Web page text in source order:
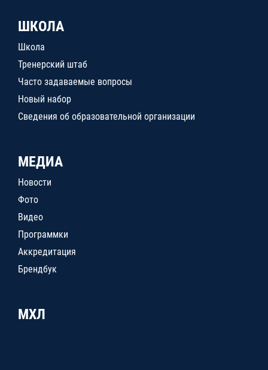
ШКОЛА
Школа
Тренерский штаб
Часто задаваемые вопросы
Новый набор
Сведения об образовательной организации
МЕДИА
Новости
Фото
Видео
Программки
Аккредитация
Брендбук
МХЛ